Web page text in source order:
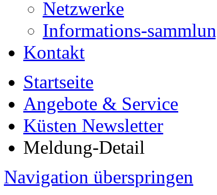
Netzwerke
Informations-
Kontakt
Startseite
Angebote & Service
Küsten Newsletter
Meldung-Detail
Navigation überspringen